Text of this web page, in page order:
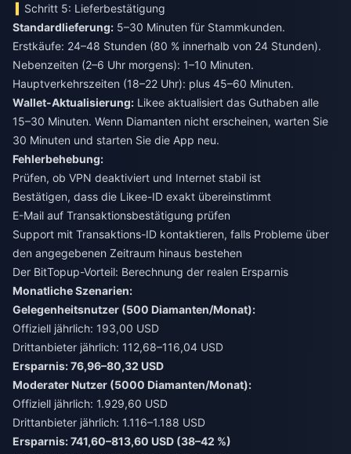
Schritt 5: Lieferbestätigung
Standardlieferung: 5–30 Minuten für Stammkunden.
Erstkäufe: 24–48 Stunden (80 % innerhalb von 24 Stunden).
Nebenzeiten (2–6 Uhr morgens): 1–10 Minuten.
Hauptverkehrszeiten (18–22 Uhr): plus 45–60 Minuten.
Wallet-Aktualisierung: Likee aktualisiert das Guthaben alle
15–30 Minuten. Wenn Diamanten nicht erscheinen, warten Sie
30 Minuten und starten Sie die App neu.
Fehlerbehebung:
Prüfen, ob VPN deaktiviert und Internet stabil ist
Bestätigen, dass die Likee-ID exakt übereinstimmt
E-Mail auf Transaktionsbestätigung prüfen
Support mit Transaktions-ID kontaktieren, falls Probleme über
den angegebenen Zeitraum hinaus bestehen
Der BitTopup-Vorteil: Berechnung der realen Ersparnis
Monatliche Szenarien:
Gelegenheitsnutzer (500 Diamanten/Monat):
Offiziell jährlich: 193,00 USD
Drittanbieter jährlich: 112,68–116,04 USD
Ersparnis: 76,96–80,32 USD
Moderater Nutzer (5000 Diamanten/Monat):
Offiziell jährlich: 1.929,60 USD
Drittanbieter jährlich: 1.116–1.188 USD
Ersparnis: 741,60–813,60 USD (38–42 %)